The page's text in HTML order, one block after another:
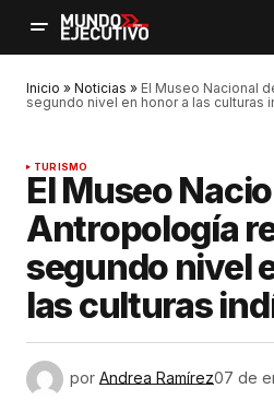
Inicio » Noticias » El Museo Nacional
segundo nivel en honor a las culturas
TURISMO
El Museo
Antropología
segundo nivel
las culturas
por Andrea Ramírez07 de